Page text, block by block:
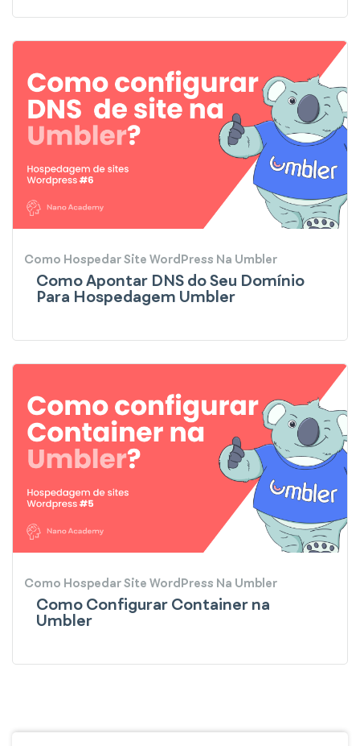
Como Hospedar Site WordPress Na Umbler
Como Apontar DNS do Seu Domínio
Para Hospedagem Umbler
Como Hospedar Site WordPress Na Umbler
Como Configurar Container na
Umbler